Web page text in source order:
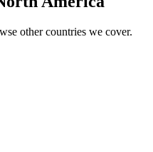
other countries we cover.